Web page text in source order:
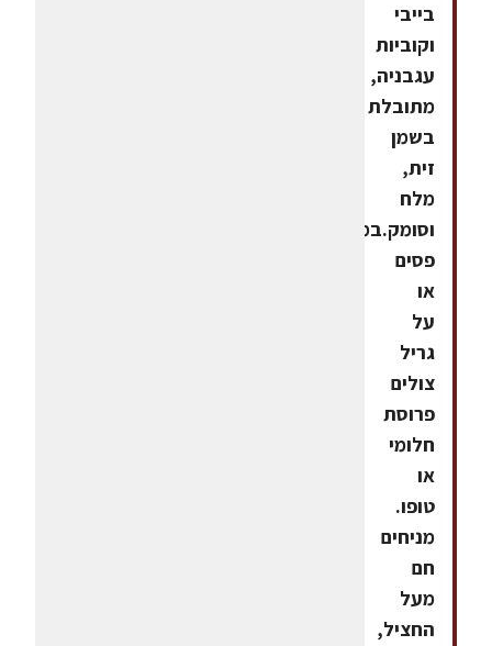
בייבי
וקוביות
עגבניה,
מתובלת
בשמן
זית,
מלח
וסומק.במחבת
פסים
או
על
גריל
צולים
פרוסת
חלומי
או
טופו.
מניחים
חם
מעל
החציל,